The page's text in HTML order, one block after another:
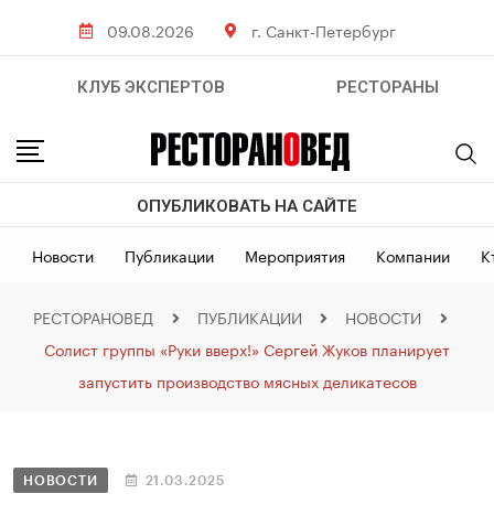
09.08.2026 г. Санкт-Петербург
КЛУБ ЭКСПЕРТОВ РЕСТОРАНЫ
ОПУБЛИКОВАТЬ НА САЙТЕ
Новости Публикации Мероприятия Компании
РЕСТОРАНОВЕД ПУБЛИКАЦИИ
НОВОСТИ
Солист группы «Руки вверх!» Сергей Жуков планирует
запустить производство мясных деликатесов
НОВОСТИ 21.03.2025